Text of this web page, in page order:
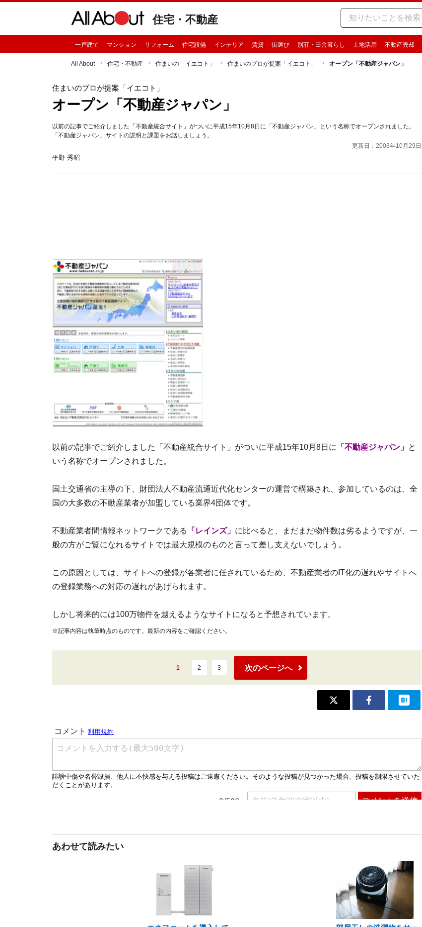
住宅・不動産
一戸建て マンション リフォーム 住宅設備 インテリア 賃貸 街選び 別荘・田舎暮らし 土地活用 不動産売却
All About 住宅・不動産 住まいの「イエコト」 住まいのプロが提案「イエコト」 オープン「不動産ジャパン」
住まいのプロが提案「イエコト」
オープン「不動産ジャパン」
以前の記事でご紹介しました「不動産統合サイト」がついに平成15年10月8日に「不動産ジャパン」という名称でオープンされました。
「不動産ジャパン」サイトの説明と課題をお話しましょう。
更新日：2003年10月29日
平野 秀昭
以前の記事でご紹介しました「不動産統合サイト」がついに平成15年10月8日に 「不動産ジャパン」 と
いう名称でオープンされました。
国土交通省の主導の下、財団法人不動産流通近代化センターの運営で構築され、参加しているのは、全
国の大多数の不動産業者が加盟している業界4団体です。
不動産業者間情報ネットワークである 「レインズ」 に比べると、まだまだ物件数は劣るようですが、一
般の方がご覧になれるサイトでは最大規模のものと言って差し支えないでしょう。
この原因としては、サイトへの登録が各業者に任されているため、不動産業者のIT化の遅れやサイトへ
の登録業務への対応の遅れがあげられます。
しかし将来的には100万物件を越えるようなサイトになると予想されています。
※記事内容は執筆時点のものです。最新の内容をご確認ください。
1 2 3 次のページへ
あわせて読みたい